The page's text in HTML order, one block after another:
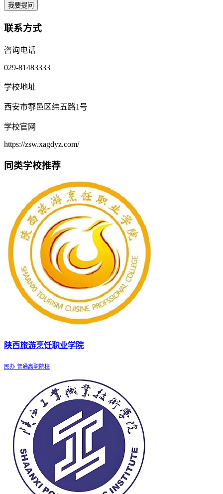
我要提问
联系方式
咨询电话
029-81483333
学校地址
西安市鄠邑区纬五路1号
学校官网
https://zsw.xagdyz.com/
同类学校推荐
陕西旅游烹饪职业学院
民办 普通高职院校